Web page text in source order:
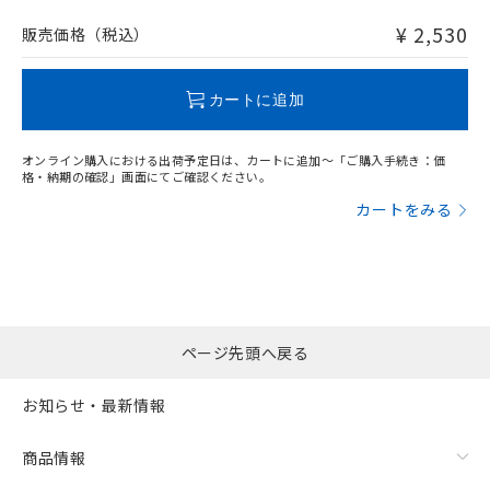
問い合わせください。
販売価格（税込） ¥ 2,530
カートに追加
オンライン購入における出荷予定日は、カートに追加～「ご購入手続き：価
格・納期の確認」画面にてご確認ください。
カートをみる
ページ先頭へ戻る
お知らせ・最新情報
商品情報